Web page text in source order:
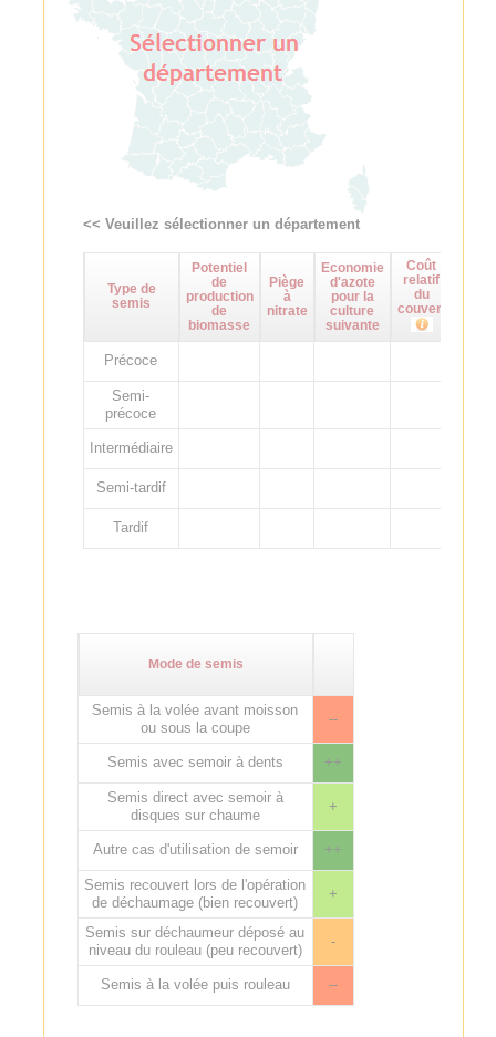
<< Veuillez sélectionner un département
Type de
semis
Potentiel
de
production
de
biomasse
Piège
à
nitrate
Economie
d'azote
pour la
culture
suivante
Coût
relatif
du
couvert
Précoce
Semi-
précoce
Intermédiaire
Semi-tardif
Tardif
Mode de semis
Semis à la volée avant moisson
ou sous la coupe
--
Semis avec semoir à dents ++
Semis direct avec semoir à
disques sur chaume
+
Autre cas d'utilisation de semoir ++
Semis recouvert lors de l'opération
de déchaumage (bien recouvert)
+
Semis sur déchaumeur déposé au
niveau du rouleau (peu recouvert)
-
Semis à la volée puis rouleau --